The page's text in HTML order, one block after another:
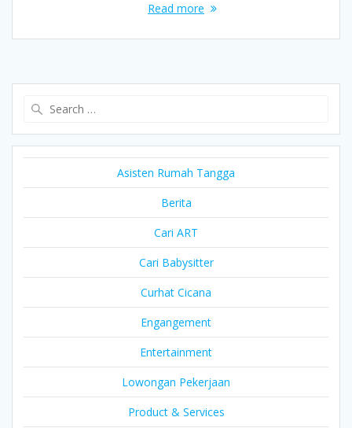
Read more
Asisten Rumah Tangga
Berita
Cari ART
Cari Babysitter
Curhat Cicana
Engangement
Entertainment
Lowongan Pekerjaan
Product & Services